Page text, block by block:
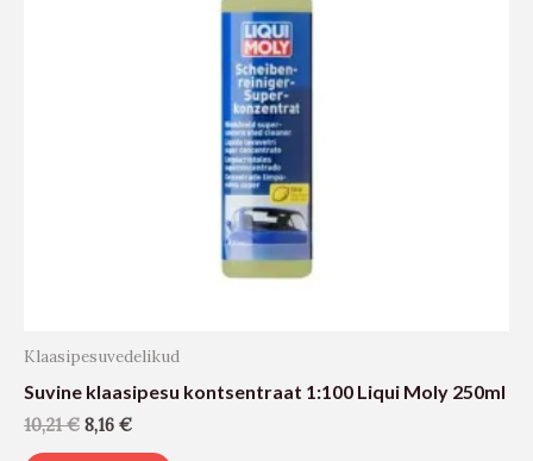
Klaasipesuvedelikud
Suvine klaasipesu kontsentraat 1:100 Liqui Moly 250ml
10,21€ 8,16 €